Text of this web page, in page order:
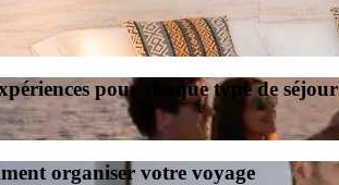
pour chaque type de séjour
organiser votre voyage